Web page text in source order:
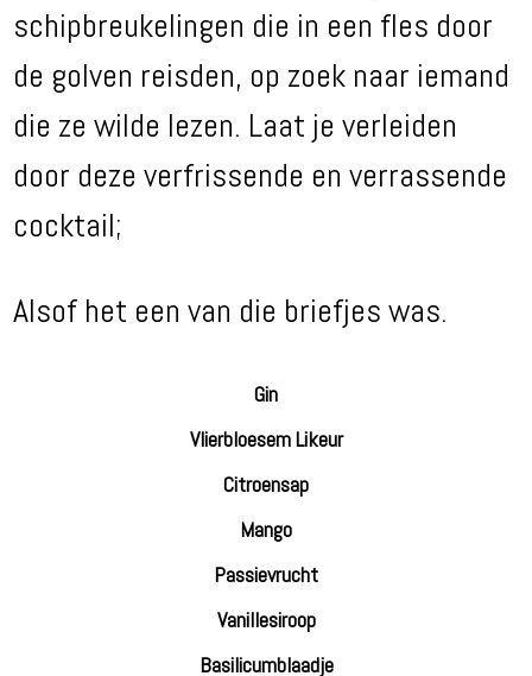
schipbreukelingen die in een fles door
de golven reisden, op zoek naar iemand
die ze wilde lezen. Laat je verleiden
door deze verfrissende en verrassende
cocktail;
Alsof het een van die briefjes was.
Gin
Vlierbloesem Likeur
Citroensap
Mango
Passievrucht
Vanillesiroop
Basilicumblaadje